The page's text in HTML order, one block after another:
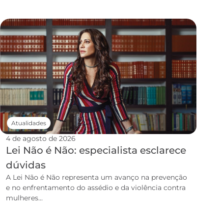
4 de agosto de 2026
Lei Não é Não: especialista esclarece
dúvidas
A Lei Não é Não representa um avanço na prevenção
e no enfrentamento do assédio e da violência contra
mulheres...
Atualidades